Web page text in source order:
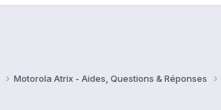
Motorola Atrix - Aides, Questions & Réponses